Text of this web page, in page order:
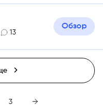
13
Обзор
3